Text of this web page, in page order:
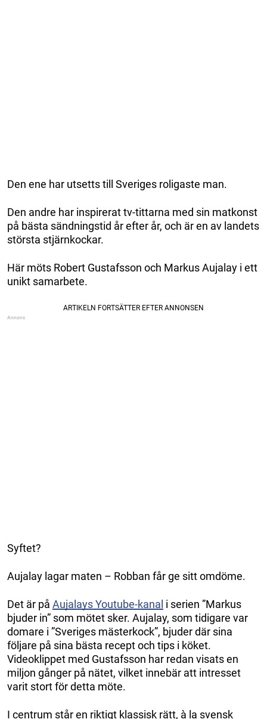
Den ene har utsetts till Sveriges roligaste man.
Den andre har inspirerat tv-tittarna med sin matkonst
på bästa sändningstid år efter år, och är en av landets
största stjärnkockar.
Här möts Robert Gustafsson och Markus Aujalay i ett
unikt samarbete.
Syftet?
Aujalay lagar maten – Robban får ge sitt omdöme.
Det är på Aujalays Youtube-kanal i serien ”Markus
bjuder in” som mötet sker. Aujalay, som tidigare var
domare i ”Sveriges mästerkock”, bjuder där sina
följare på sina bästa recept och tips i köket.
Videoklippet med Gustafsson har redan visats en
miljon gånger på nätet, vilket innebär att intresset
varit stort för detta möte.
I centrum står en riktigt klassisk rätt, à la svensk